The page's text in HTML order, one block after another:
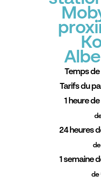
Temps
Tarifs du
1 heure
24 heures
de
1 semaine
de